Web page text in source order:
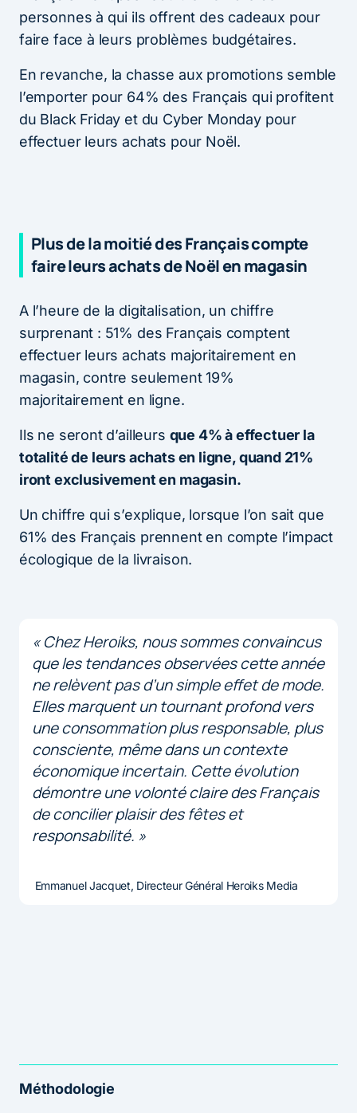
personnes à qui ils offrent des cadeaux pour
faire face à leurs problèmes budgétaires.
En revanche, la chasse aux promotions semble
l’emporter pour 64% des Français qui profitent
du Black Friday et du Cyber Monday pour
effectuer leurs achats pour Noël.
Plus de la moitié des Français compte
faire leurs achats de Noël en magasin
A l’heure de la digitalisation, un chiffre
surprenant : 51% des Français comptent
effectuer leurs achats majoritairement en
magasin, contre seulement 19%
majoritairement en ligne.
Ils ne seront d’ailleurs que 4% à effectuer la
totalité de leurs achats en ligne, quand 21%
iront exclusivement en magasin.
Un chiffre qui s’explique, lorsque l’on sait que
61% des Français prennent en compte l’impact
écologique de la livraison.
« Chez Heroiks, nous sommes convaincus
que les tendances observées cette année
ne relèvent pas d’un simple effet de mode.
Elles marquent un tournant profond vers
une consommation plus responsable, plus
consciente, même dans un contexte
économique incertain. Cette évolution
démontre une volonté claire des Français
de concilier plaisir des fêtes et
responsabilité. »
Emmanuel Jacquet, Directeur Général Heroiks Media
Méthodologie